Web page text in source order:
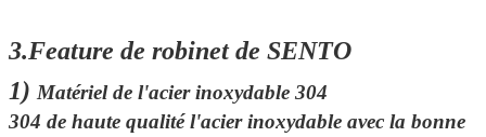
3.Feature de robinet de SENTO
1) Matériel de l'acier inoxydable 304
304 de haute qualité l'acier inoxydable avec la bonne